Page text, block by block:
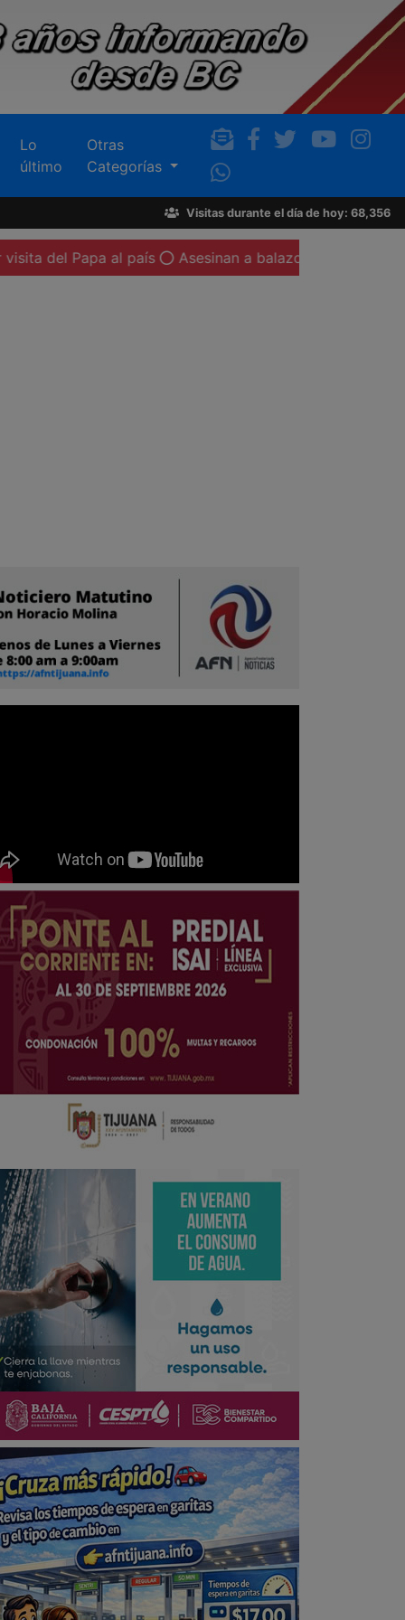
Lo
último
Otras
Categorías
Visitas durante el día de hoy: 68,356
al país Asesinan a balazos a un automovilista en la